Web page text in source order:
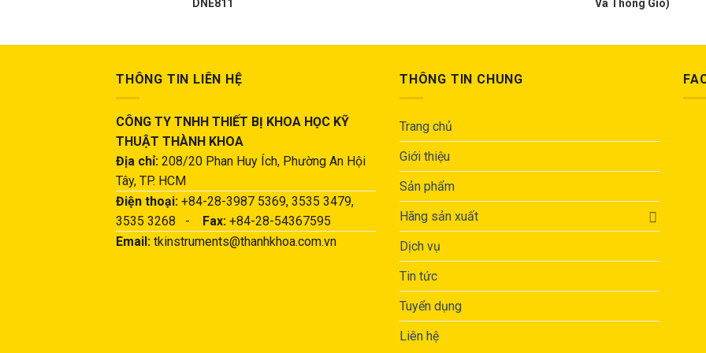
DNE811
Và Thông Gió)
THÔNG TIN LIÊN HỆ
CÔNG TY TNHH THIẾT BỊ KHOA HỌC KỸ
THUẬT THÀNH KHOA
Địa chỉ: 208/20 Phan Huy Ích, Phường An Hội
Tây, TP. HCM
Điện thoại: +84-28-3987 5369, 3535 3479,
3535 3268 -
Fax: +84-28-54367595
Email: tkinstruments@thanhkhoa.com.vn
THÔNG TIN CHUNG
Trang chủ
Giới thiệu
Sản phẩm
Hãng sản xuất
Dịch vụ
Tin tức
Tuyển dụng
Liên hệ